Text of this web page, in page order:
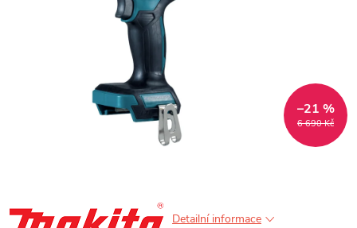
6 690 Kč
–21 %
Detailní informace